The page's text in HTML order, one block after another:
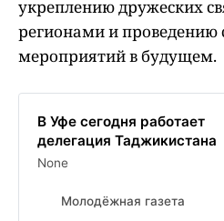
укреплению дружеских
регионами и проведению
мероприятий в будущем.
В Уфе сегодня работает
делегация Таджикистана
None
Молодёжная газета